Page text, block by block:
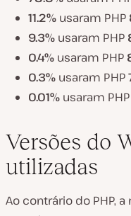
11.2% usaram PHP
9.3% usaram PHP
0.4% usaram PHP
0.3% usaram PHP
0.01% usaram PHP
Versões do
utilizadas
Ao contrário do PHP,